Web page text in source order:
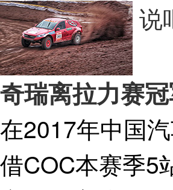
说
奇瑞离拉力赛
在2017年中国
借COC本赛季5